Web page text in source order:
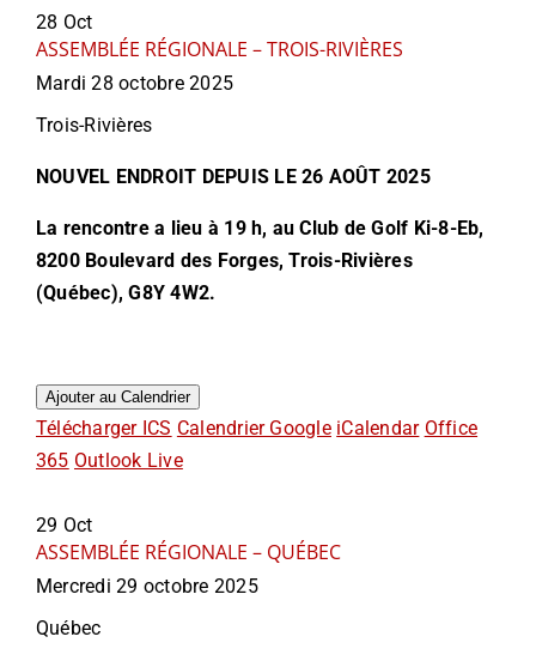
28 Oct
ASSEMBLÉE RÉGIONALE – TROIS-RIVIÈRES
Mardi 28 octobre 2025
Trois-Rivières
NOUVEL ENDROIT DEPUIS LE 26 AOÛT 2025
La rencontre a lieu à 19 h, au Club de Golf Ki-8-Eb,
8200 Boulevard des Forges, Trois-Rivières
(Québec), G8Y 4W2.
Ajouter au Calendrier
Télécharger ICS Calendrier Google iCalendar Office
365 Outlook Live
29 Oct
ASSEMBLÉE RÉGIONALE – QUÉBEC
Mercredi 29 octobre 2025
Québec